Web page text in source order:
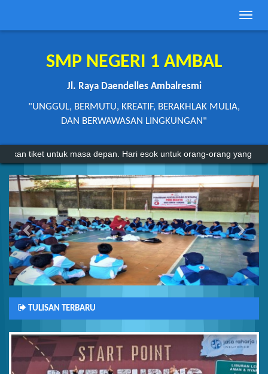
Toggle
SMP NEGERI 1 AMBAL
Jl. Raya Daendelles Ambalresmi
"UNGGUL, BERMUTU, KREATIF, BERAKHLAK MULIA,
DAN BERWAWASAN LINGKUNGAN"
masa depan. Hari esok untuk orang-orang yang telah
Previous Next
TULISAN TERBARU